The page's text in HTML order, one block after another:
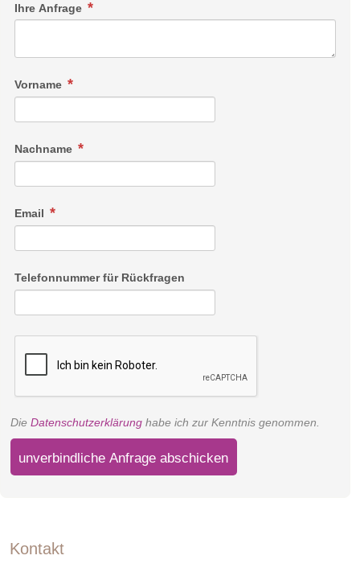
Ihre Anfrage
Vorname
Nachname
Email
Telefonnummer für Rückfragen
Die Datenschutzerklärung habe ich zur Kenntnis genommen.
unverbindliche Anfrage abschicken
Kontakt